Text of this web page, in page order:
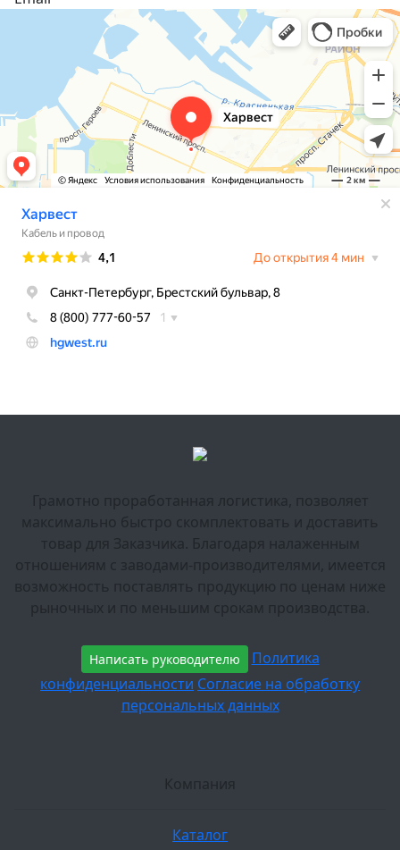
Грамотно проработанная логистика, позволяет
максимально быстро скомплектовать и доставить
товар для Заказчика. Благодаря налаженным
отношениям с заводами-производителями, имеется
возможность поставлять продукцию по ценам ниже
рыночных и по меньшим срокам производства.
Написать руководителю
Политика
конфиденциальности Согласие на обработку
персональных данных
Компания
Каталог